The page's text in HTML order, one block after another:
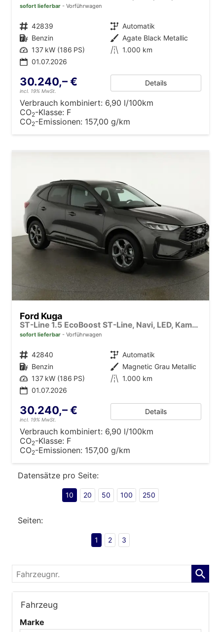
sofort lieferbar Vorführwagen
Fahrzeugnr. 42839 Getriebe Automatik
Kraftstoff Benzin Außenfarbe Agate Black Metallic
Leistung 137 kW (186 PS) Kilometerstand 1.000 km
01.07.2026
30.240,– €
incl. 19% MwSt.
Details
Verbrauch kombiniert: 6,90 l/100km
CO2-Klasse: F
CO2-Emissionen: 157,00 g/km
Ford Kuga
ST-Line 1.5 EcoBoost ST-Line, Navi, LED, Kamera, Winter, FS beheizbar
sofort lieferbar Vorführwagen
Fahrzeugnr. 42840 Getriebe Automatik
Kraftstoff Benzin Außenfarbe Magnetic Grau Metallic
Leistung 137 kW (186 PS) Kilometerstand 1.000 km
01.07.2026
30.240,– €
incl. 19% MwSt.
Details
Verbrauch kombiniert: 6,90 l/100km
CO2-Klasse: F
CO2-Emissionen: 157,00 g/km
Datensätze pro Seite:
10 20 50 100 250
Seiten:
1 2 3
Fahrzeugnr.
Fahrzeug
Marke